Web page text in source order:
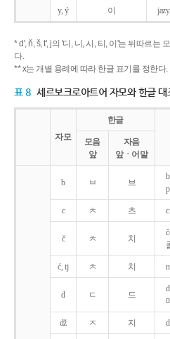
y, ý 이
* d', ň, š, t', j의 '디, 니, 시, 티, 이'는 뒤따르는
다.
** x는 개별 용례에 따라 한글 표기를 정한다.
표 8 세르보크로아트어 자모와 한글 대
자모
한글
모음
앞
자음
앞ㆍ어말
b ㅂ 브
c ㅊ 츠
č ㅊ 치
ć, tj ㅊ 치
d ㄷ 드
dž ㅈ 지